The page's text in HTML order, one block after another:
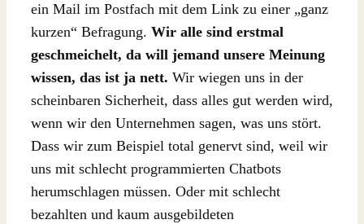
ein Mail im Postfach mit dem Link zu einer „ganz
kurzen“ Befragung. Wir alle sind erstmal
geschmeichelt, da will jemand unsere Meinung
wissen, das ist ja nett. Wir wiegen uns in der
scheinbaren Sicherheit, dass alles gut werden wird,
wenn wir den Unternehmen sagen, was uns stört.
Dass wir zum Beispiel total genervt sind, weil wir
uns mit schlecht programmierten Chatbots
herumschlagen müssen. Oder mit schlecht
bezahlten und kaum ausgebildeten